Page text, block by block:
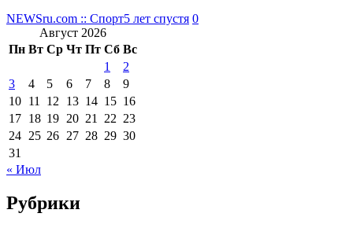
NEWSru.com :: Спорт5 лет спустя 0
Август 2026
Пн Вт Ср Чт Пт Сб Вс
1
2
3
4 5 6 7 8
9
10 11 12 13 14 15 16
17 18 19 20 21 22 23
24 25 26 27 28 29 30
31
« Июл
Рубрики